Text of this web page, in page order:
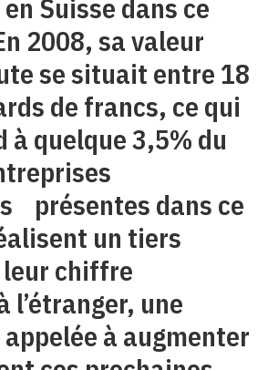
Suisse dans ce
2008, sa valeur
se situait entre 18
de francs, ce qui
à quelque 3,5% du
présentes dans ce
un tiers
chiffre
l’étranger, une
à augmenter